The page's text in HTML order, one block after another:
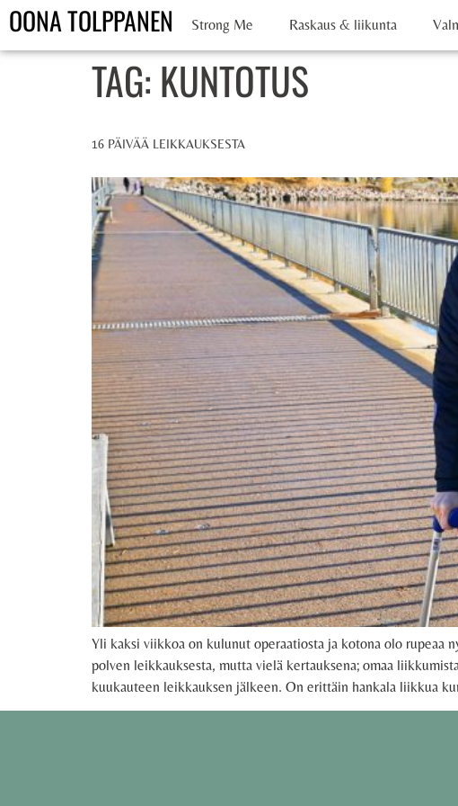
OONA TOLPPANEN Strong Me Raskaus & liikunta
TAG: KUNTOTUS
16 PÄIVÄÄ LEIKKAUKSESTA
Yli kaksi viikkoa on kulunut operaatiosta ja kotona olo rupeaa
polven leikkauksesta, mutta vielä kertauksena; omaa
kuukauteen leikkauksen jälkeen. On erittäin hankala liikkua